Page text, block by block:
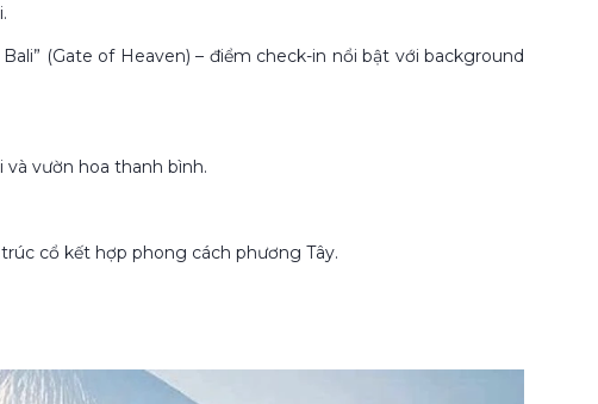
(Gate of Heaven) – điểm check-in nổi bật với background
và vườn hoa thanh bình.
cổ kết hợp phong cách phương Tây.